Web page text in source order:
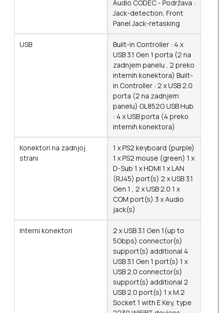
Audio CODEC - Podržava :
Jack-detection, Front
Panel Jack-retasking
USB
Built-in Controller : 4 x
USB 3.1 Gen 1 porta (2 na
zadnjem panelu , 2 preko
internih konektora) Built-
in Controller : 2 x USB 2.0
porta (2 na zadnjem
panelu) GL852G USB Hub
: 4 x USB porta (4 preko
internih konektora)
Konektori na zadnjoj
strani
1 x PS2 keyboard (purple)
1 x PS2 mouse (green) 1 x
D-Sub 1 x HDMI 1 x LAN
(RJ45) port(s) 2 x USB 3.1
Gen 1 , 2 x USB 2.0 1 x
COM port(s) 3 x Audio
jack(s)
Interni konektori
2 x USB 3.1 Gen 1(up to
5Gbps) connector(s)
support(s) additional 4
USB 3.1 Gen 1 port(s) 1 x
USB 2.0 connector(s)
support(s) additional 2
USB 2.0 port(s) 1 x M.2
Socket 1 with E Key, type